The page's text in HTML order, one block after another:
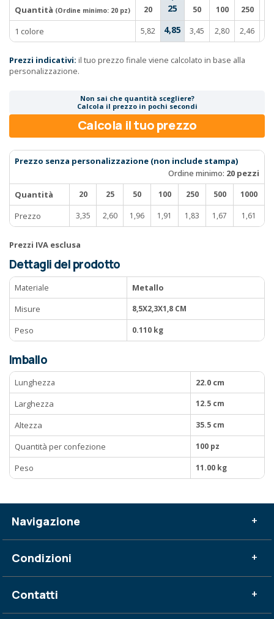
Quantità (Ordine minimo: 20 pz) 20 25 50 100 250
1 colore 5,82 4,85 3,45 2,80 2,46
Prezzi indicativi: il tuo prezzo finale viene calcolato in base alla
personalizzazione.
Non sai che quantità scegliere?
Calcola il prezzo in pochi secondi
Calcola il tuo prezzo
Prezzo senza personalizzazione (non include stampa)
Ordine minimo: 20 pezzi
Quantità
20 25 50 100 250 500 1000
Prezzo 3,35 2,60 1,96 1,91 1,83 1,67 1,61
Prezzi IVA esclusa
Dettagli del prodotto
Materiale
Metallo
Misure
8,5X2,3X1,8 CM
Peso 0.110 kg
Imballo
Lunghezza
22.0 cm
Larghezza
12.5 cm
Altezza 35.5 cm
Quantità per confezione 100 pz
Peso 11.00 kg
Navigazione +
Condizioni +
Contatti +